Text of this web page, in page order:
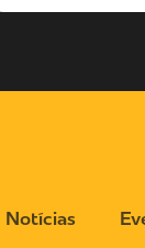
Notícias